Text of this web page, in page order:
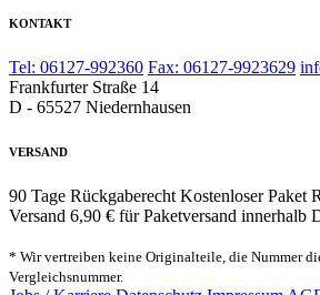
KONTAKT
Tel: 06127-992360 Fax: 06127-9923629
Frankfurter Straße 14
D - 65527 Niedernhausen
VERSAND
90 Tage Rückgaberecht Kostenloser Paket
Versand 6,90 € für Paketversand innerhalb
* Wir vertreiben keine Originalteile, die Nummer
Vergleichsnummer.